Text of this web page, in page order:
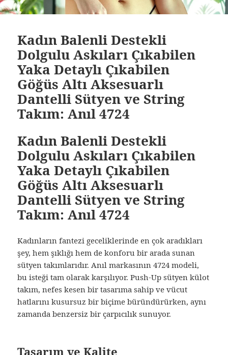
Kadın Balenli Destekli
Dolgulu Askıları Çıkabilen
Yaka Detaylı Çıkabilen
Göğüs Altı Aksesuarlı
Dantelli Sütyen ve String
Takım: Anıl 4724
Kadın Balenli Destekli
Dolgulu Askıları Çıkabilen
Yaka Detaylı Çıkabilen
Göğüs Altı Aksesuarlı
Dantelli Sütyen ve String
Takım: Anıl 4724
Kadınların fantezi geceliklerinde en çok aradıkları
şey, hem şıklığı hem de konforu bir arada sunan
sütyen takımlarıdır. Anıl markasının 4724 modeli,
bu isteği tam olarak karşılıyor. Push-Up sütyen külot
takım, nefes kesen bir tasarıma sahip ve vücut
hatlarını kusursuz bir biçime büründürürken, aynı
zamanda benzersiz bir çarpıcılık sunuyor.
Tasarım ve Kalite